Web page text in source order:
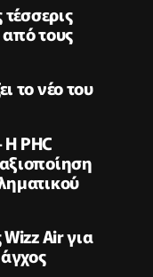
τους
το νέο του
PHC
Air για